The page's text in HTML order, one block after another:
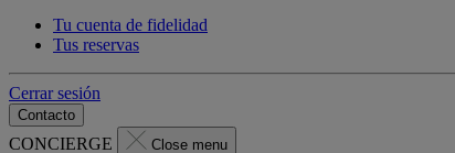
Tu cuenta de fidelidad
Tus reservas
Cerrar sesión
Contacto
CONCIERGE Close menu